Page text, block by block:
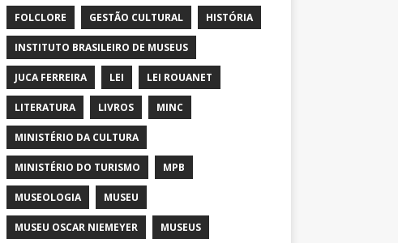
FOLCLORE GESTÃO CULTURAL HISTÓRIA
INSTITUTO BRASILEIRO DE MUSEUS
JUCA FERREIRA LEI LEI ROUANET
LITERATURA LIVROS MINC
MINISTÉRIO DA CULTURA
MINISTÉRIO DO TURISMO MPB
MUSEOLOGIA MUSEU
MUSEU OSCAR NIEMEYER MUSEUS